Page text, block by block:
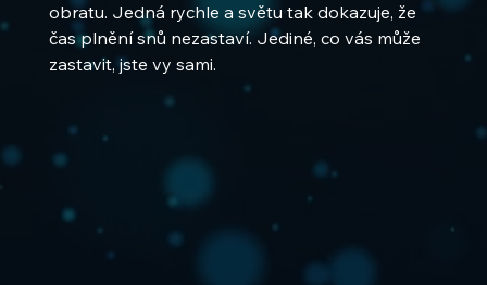
obratu. Jedná rychle a světu tak dokazuje, že
čas plnění snů nezastaví. Jediné, co vás může
zastavit, jste vy sami.